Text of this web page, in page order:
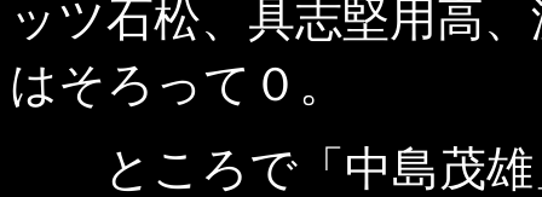
ッツ石松、具志堅用高
はそろって０。
ところで「中島茂雄